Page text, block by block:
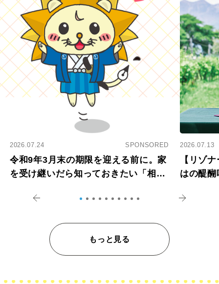
2026.07.24 SPONSORED
令和9年3月末の期限を迎える前に。家
を受け継いだら知っておきたい「相続
2026.07.13
【リゾ
はの醍
もっと見る